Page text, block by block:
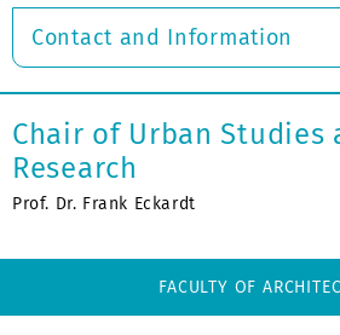
Contact and Information
Chair of Urban Studies
Research
Prof. Dr. Frank Eckardt
FACULTY OF